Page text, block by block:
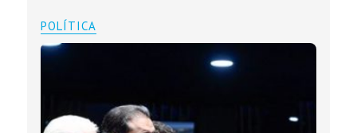
POLÍTICA